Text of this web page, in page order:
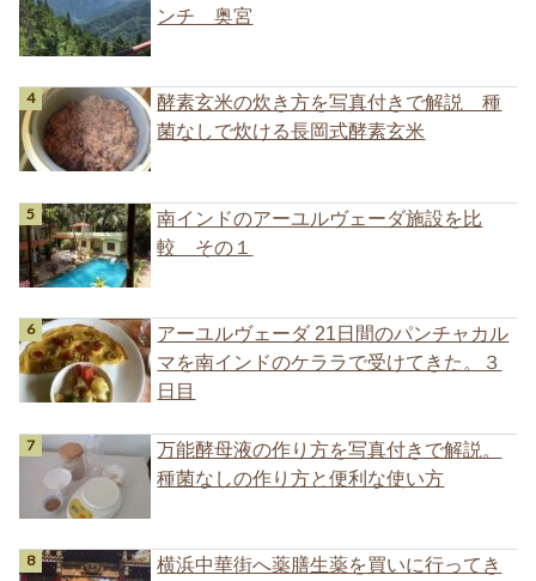
ンチ 奥宮
酵素玄米の炊き方を写真付きで解説 種
菌なしで炊ける長岡式酵素玄米
南インドのアーユルヴェーダ施設を比
較 その１
アーユルヴェーダ 21日間のパンチャカル
マを南インドのケララで受けてきた。３
日目
万能酵母液の作り方を写真付きで解説。
種菌なしの作り方と便利な使い方
横浜中華街へ薬膳生薬を買いに行ってき